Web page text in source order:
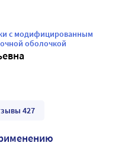
с модифицированным
оболочкой
427